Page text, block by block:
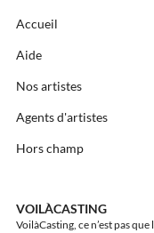
Accueil
Aide
Nos artistes
Agents d'artistes
Hors champ
VOILÀCASTING
VoilàCasting, ce n’est pas